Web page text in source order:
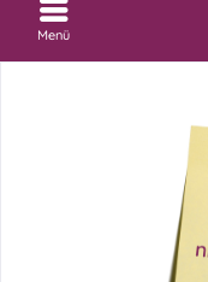
Menü